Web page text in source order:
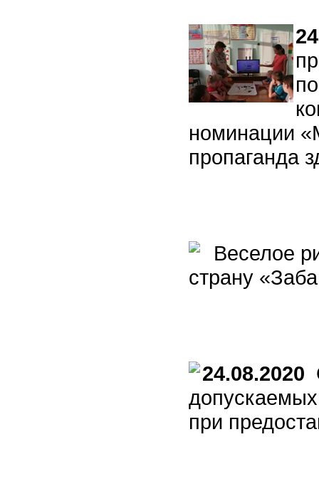
номинации
пропаганда
Веселое
страну
24.08.2020
при